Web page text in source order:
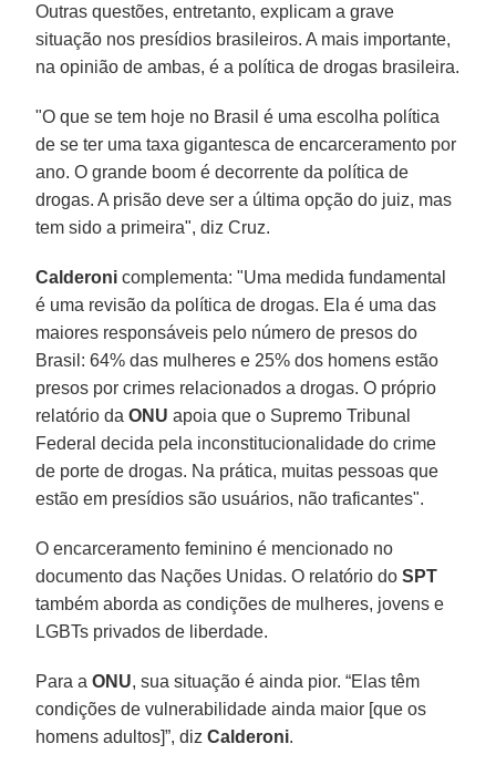
Outras questões, entretanto, explicam a grave
situação nos presídios brasileiros. A mais importante,
na opinião de ambas, é a política de drogas brasileira.
"O que se tem hoje no Brasil é uma escolha política
de se ter uma taxa gigantesca de encarceramento por
ano. O grande boom é decorrente da política de
drogas. A prisão deve ser a última opção do juiz, mas
tem sido a primeira", diz Cruz.
Calderoni complementa: "Uma medida fundamental
é uma revisão da política de drogas. Ela é uma das
maiores responsáveis pelo número de presos do
Brasil: 64% das mulheres e 25% dos homens estão
presos por crimes relacionados a drogas. O próprio
relatório daONU apoia que o Supremo Tribunal
Federal decida pela inconstitucionalidade do crime
de porte de drogas. Na prática, muitas pessoas que
estão em presídios são usuários, não traficantes".
O encarceramento feminino é mencionado no
documento das Nações Unidas. O relatório doSPT
também aborda as condições de mulheres, jovens e
LGBTs privados de liberdade.
Para aONU, sua situação é ainda pior. “Elas têm
condições de vulnerabilidade ainda maior [que os
homens adultos]”, dizCalderoni.